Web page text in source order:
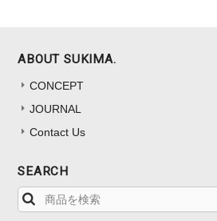
ABOUT SUKIMA.
CONCEPT
JOURNAL
Contact Us
SEARCH